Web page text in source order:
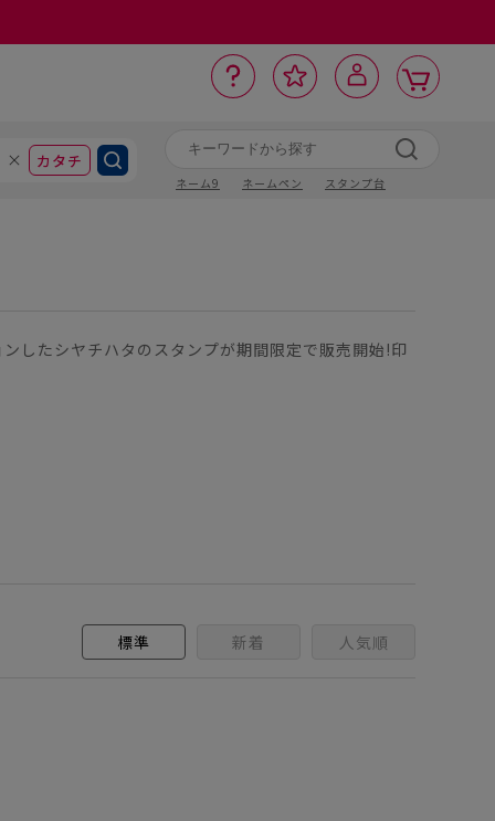
カタチ
ネーム9 ネームペン スタンプ台
サ
ポ
ト
ー お
気
に
入
り
ロ
グ
イ
ン ト
ー
したシヤチハタのスタンプが期間限定で販売開始!印
標準 新着 人気順